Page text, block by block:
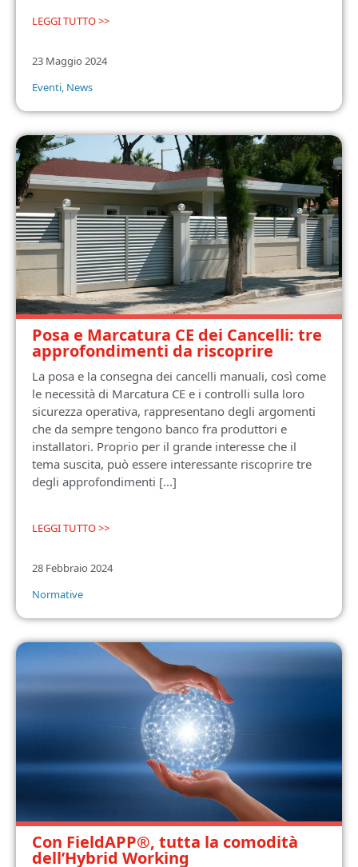
LEGGI TUTTO >>
23 Maggio 2024
Eventi, News
Posa e Marcatura CE dei Cancelli: tre
approfondimenti da riscoprire
La posa e la consegna dei cancelli manuali, così come
le necessità di Marcatura CE e i controlli sulla loro
sicurezza operativa, rappresentano degli argomenti
che da sempre tengono banco fra produttori e
installatori. Proprio per il grande interesse che il
tema suscita, può essere interessante riscoprire tre
degli approfondimenti [...]
LEGGI TUTTO >>
28 Febbraio 2024
Normative
Con FieldAPP®, tutta la comodità
dell’Hybrid Working